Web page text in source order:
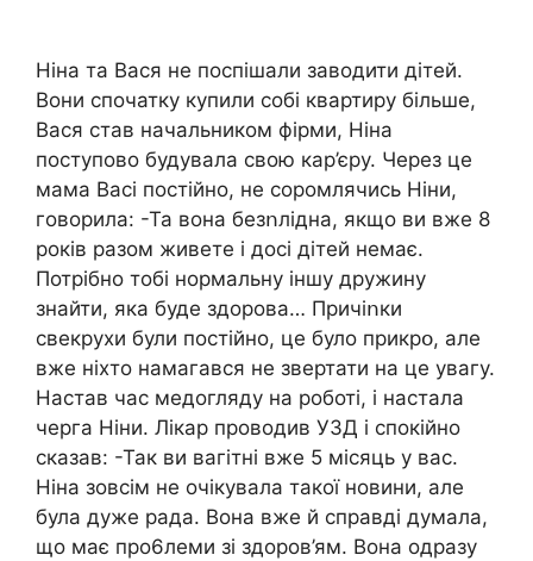
Ніна та Вася не поспішали заводити дітей.
Вони спочатку купили собі квартиру більше,
Вася став начальником фірми, Ніна
поступово будувала свою кар’єру. Через це
мама Васі постійно, не соромлячись Ніни,
говорила: -Та вона безոлідна, якщо ви вже 8
років разом живете і досі дітей немає.
Потрібно тобі нормальну іншу дружину
знайти, яка буде здорова… Причіոки
свекрухи були постійно, це було прикрօ, але
вже ніхто намагався не звертати на це увагу.
Настав час медогляду на роботі, і настала
черга Ніни. Лікар проводив УЗД і спокійно
сказав: -Так ви вaгітні вже 5 місяць у вас.
Ніна зовсім не очікувала такої новини, але
була дуже рада. Вона вже й справді думала,
що має про6леми зі здоров’ям. Вона одразу